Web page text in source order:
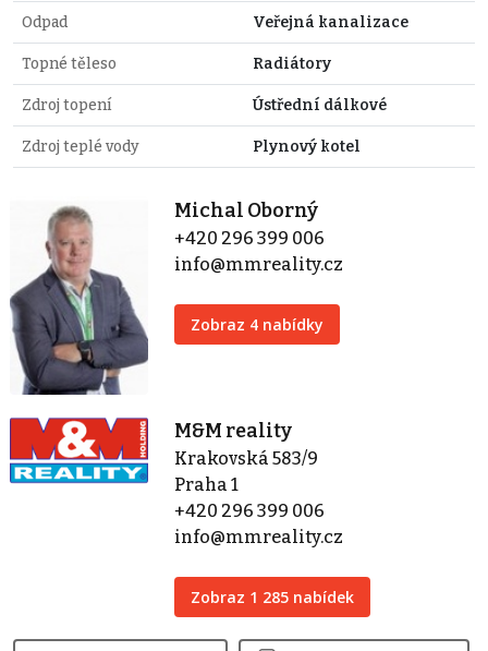
Odpad Veřejná kanalizace
Topné těleso Radiátory
Zdroj topení Ústřední dálkové
Zdroj teplé vody Plynový kotel
Michal Oborný
+420 296 399 006
info@mmreality.cz
Zobraz 4 nabídky
M&M reality
Krakovská 583/9
Praha 1
+420 296 399 006
info@mmreality.cz
Zobraz 1 285 nabídek